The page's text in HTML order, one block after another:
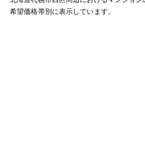
希望価格帯別に表示しています。